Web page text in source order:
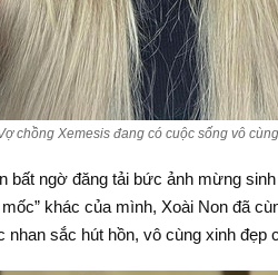
chồng Xemesis đang có cuộc sống vô
bất ngờ đăng tải bức ảnh mừng
khác của mình, Xoài Non đã
nhan sắc hút hồn, vô cùng xinh đẹp